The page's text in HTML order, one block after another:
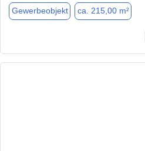
Gewerbeobjekt ca. 215,00 m²